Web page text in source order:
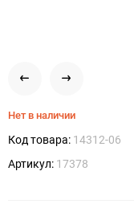
Нет в наличии
Код товара: 14312-06
Артикул: 17378